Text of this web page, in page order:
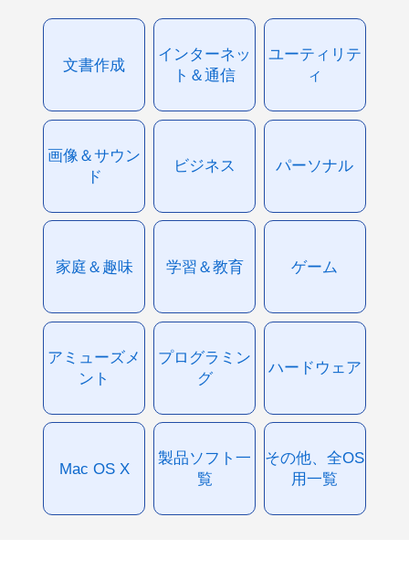
文書作成
インターネッ
ト＆通信
ユーティリテ
ィ
画像＆サウン
ド
ビジネス パーソナル
家庭＆趣味 学習＆教育 ゲーム
アミューズメ
ント
プログラミン
グ
ハードウェア
Mac OS X
製品ソフト一
覧
その他、全OS
用一覧